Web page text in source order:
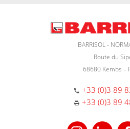
BARRISOL -
Route du
68680 Kembs –
+33 (0)3 89
+33 (0)3 89